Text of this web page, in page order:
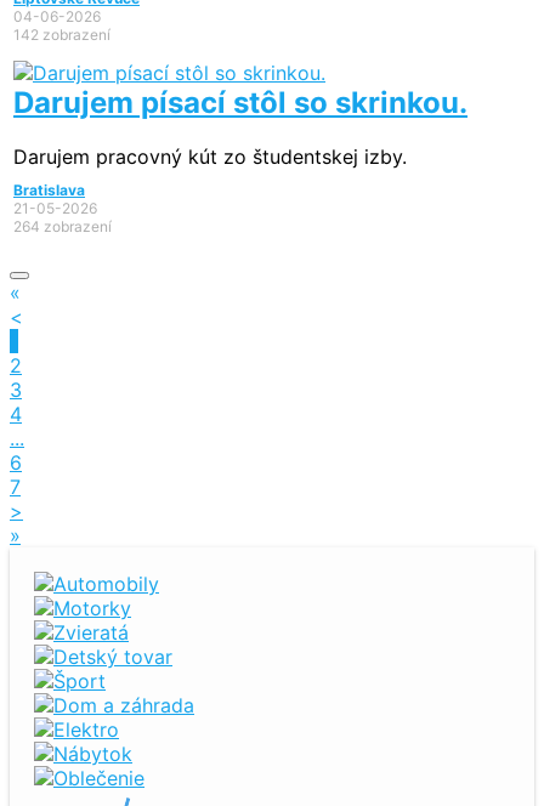
04-06-2026
142 zobrazení
Darujem písací stôl so skrinkou.
Darujem pracovný kút zo študentskej izby.
Bratislava
21-05-2026
264 zobrazení
«
<
2
3
4
...
6
7
>
»
Automobily
Motorky
Zvieratá
Detský tovar
Šport
Dom a záhrada
Elektro
Nábytok
Oblečenie